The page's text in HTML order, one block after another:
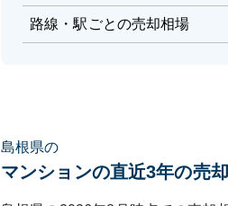
路線・駅ごとの売却相場
島根県の
マンションの直近3年の売